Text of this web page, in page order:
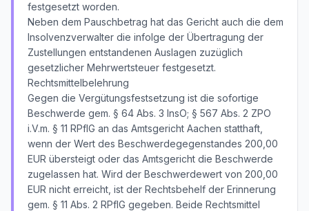
festgesetzt worden.
Neben dem Pauschbetrag hat das Gericht auch die dem
Insolvenzverwalter die infolge der Übertragung der
Zustellungen entstandenen Auslagen zuzüglich
gesetzlicher Mehrwertsteuer festgesetzt.
Rechtsmittelbelehrung
Gegen die Vergütungsfestsetzung ist die sofortige
Beschwerde gem. § 64 Abs. 3 InsO; § 567 Abs. 2 ZPO
i.V.m. § 11 RPflG an das Amtsgericht Aachen statthaft,
wenn der Wert des Beschwerdegegenstandes 200,00
EUR übersteigt oder das Amtsgericht die Beschwerde
zugelassen hat. Wird der Beschwerdewert von 200,00
EUR nicht erreicht, ist der Rechtsbehelf der Erinnerung
gem. § 11 Abs. 2 RPflG gegeben. Beide Rechtsmittel